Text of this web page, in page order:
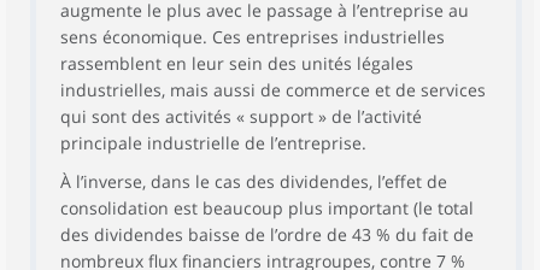
augmente le plus avec le passage à l’entreprise au
sens économique. Ces entreprises industrielles
rassemblent en leur sein des unités légales
industrielles, mais aussi de commerce et de services
qui sont des activités « support » de l’activité
principale industrielle de l’entreprise.
À l’inverse, dans le cas des dividendes, l’effet de
consolidation est beaucoup plus important (le total
des dividendes baisse de l’ordre de 43 % du fait de
nombreux flux financiers intragroupes, contre 7 %